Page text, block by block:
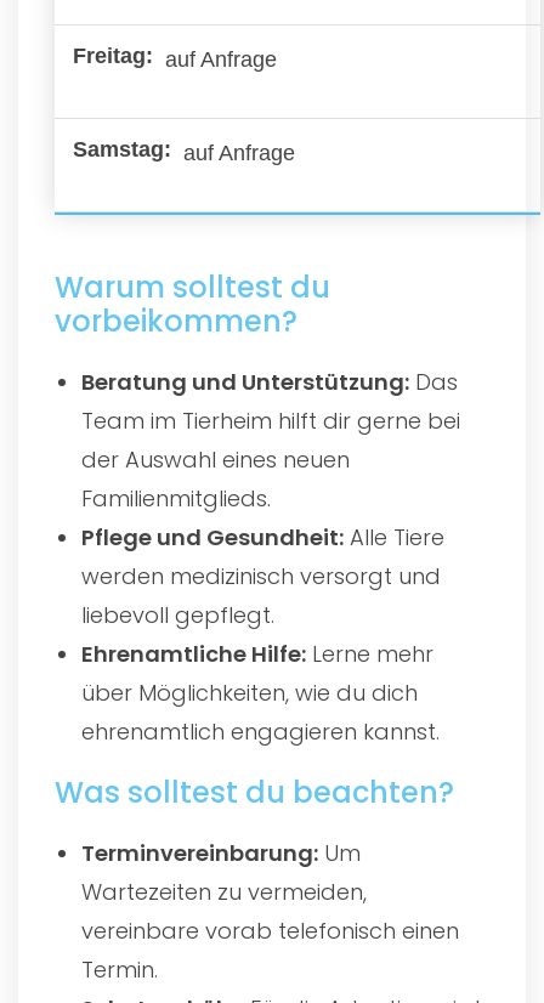
auf Anfrage
auf Anfrage
Warum solltest du
vorbeikommen?
Beratung und Unterstützung: Das
Team im Tierheim hilft dir gerne bei
der Auswahl eines neuen
Familienmitglieds.
Pflege und Gesundheit: Alle Tiere
werden medizinisch versorgt und
liebevoll gepflegt.
Ehrenamtliche Hilfe: Lerne mehr
über Möglichkeiten, wie du dich
ehrenamtlich engagieren kannst.
Was solltest du beachten?
Terminvereinbarung: Um
Wartezeiten zu vermeiden,
vereinbare vorab telefonisch einen
Termin.